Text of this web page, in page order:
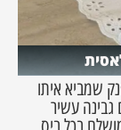
שמביא איתו
גבינה עשיר